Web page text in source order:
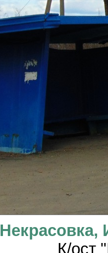
Некрасовка,
К/ост